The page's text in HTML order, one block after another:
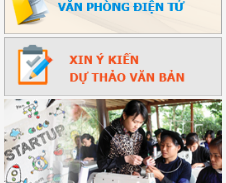
(417/QĐ-BNNMT) Quyết định phê duyệt Chương trình mục tiêu quốc gia
xây dựng ...
(891/KH-ĐCT) Kế hoạch thực hiện Nghị quyết số 72-NQ/TW ngày
9/9/2025 của Bộ ...
(2415/QĐ-TTg) Quyết định về việc phê duyệt Đề án Hỗ trợ Phụ nữ khởi
nghiệp ...